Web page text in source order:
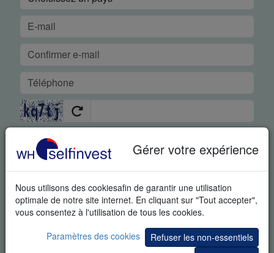
Gérer votre expérience
Nous utilisons des cookiesafin de garantir une utilisation
optimale de notre site internet. En cliquant sur "Tout accepter",
vous consentez à l'utilisation de tous les cookies.
Paramètres des cookies
Refuser les non-essentiels
DÉMO GRATUITE EN TEMPS RÉEL
En demandant cet article vous reconnaissez spécifiquement
que nous pouvons vous envoyer des informations
supplémentaires sur le trading et des invitations à des
événements portant sur le trading. Vous pouvez à tout moment
Tous les champs sont obligatoires. Vos données restent